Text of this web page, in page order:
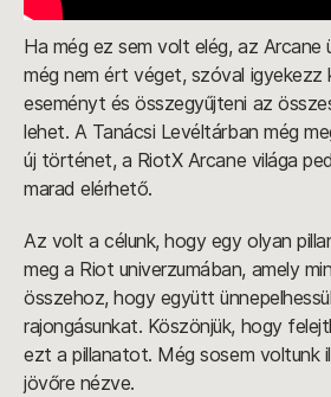
Ha még ez sem volt elég, az Arcane
még nem ért véget, szóval igyekezz
eseményt és összegyűjteni az
lehet. A Tanácsi Levéltárban még
új történet, a RiotX Arcane világa
marad elérhető.
Az volt a célunk, hogy egy olyan
meg a Riot univerzumában, amely
összehoz, hogy együtt
rajongásunkat. Köszönjük, hogy
ezt a pillanatot. Még sosem voltunk
jövőre nézve.